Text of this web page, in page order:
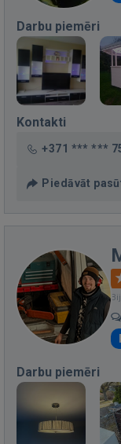
Darbu piemēri
Kontakti
+371 *** ***
Piedāvāt
Darbu piemēri